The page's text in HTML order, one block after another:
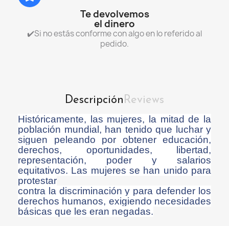
Te devolvemos
el dinero
✔️Si no estás conforme con algo en lo referido al
pedido.
DescripciónReviews
Históricamente, las mujeres, la mitad de la
población mundial, han tenido que luchar y
siguen peleando por obtener educación,
derechos, oportunidades, libertad,
representación, poder y salarios
equitativos. Las mujeres se han unido para
protestar
contra la discriminación y para defender los
derechos humanos, exigiendo necesidades
básicas que les eran negadas.